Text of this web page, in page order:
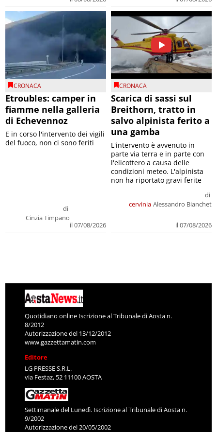
CRONACA
Etroubles: camper in
fiamme nella galleria
di Echevennoz
di
Cinzia Timpano
il 07/08/2026
E in corso l'intervento dei vigili
del fuoco, non ci sono feriti
CRONACA
Scarica di sassi sul
Breithorn, tratto in
salvo alpinista ferito a
una gamba
cervinia
di
Alessandro Bianchet
il 07/08/2026
L'intervento è avvenuto in
parte via terra e in parte con
l'elicottero a causa delle
condizioni meteo. L'alpinista
non ha riportato gravi ferite
Quotidiano online Iscrizione al Tribunale di Aosta n.
8/2012
Autorizzazione del 13/12/2012
www.gazzettamatin.com
Editore
LG PRESSE S.R.L.
via Festaz, 52 11100 AOSTA
Settimanale del Lunedì. Iscrizione al Tribunale di Aosta n.
9/2002
Autorizzazione del 20/05/2002